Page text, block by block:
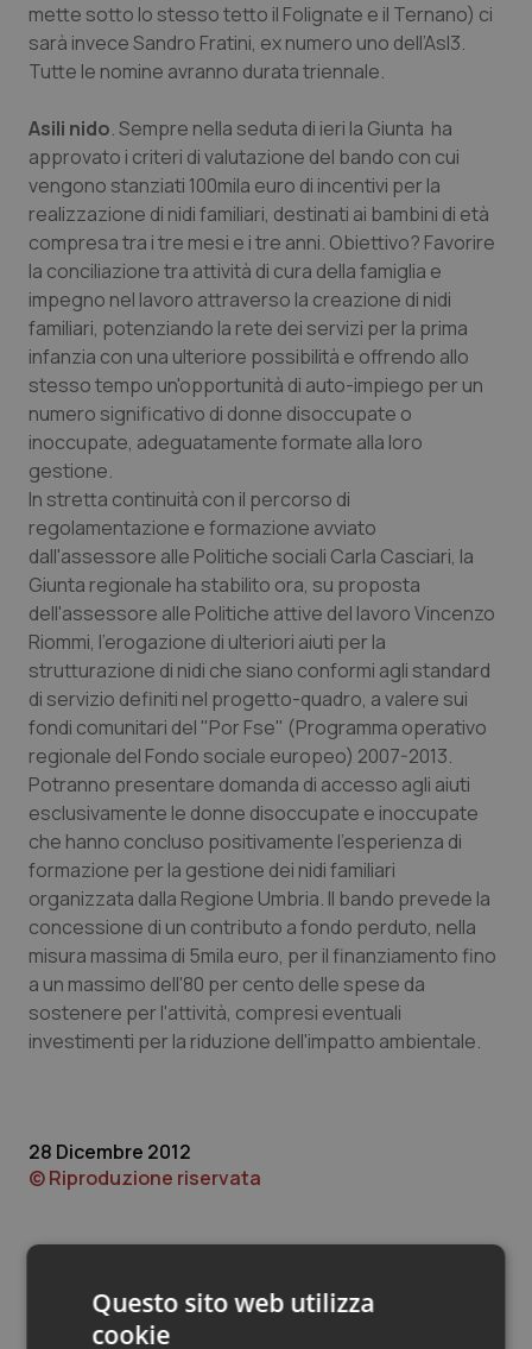
Lazio
Liguria
Lombardia
Marche
Molise
Piemonte
Provincia Autonoma di Bolzano
Provincia Autonoma di Trento
Puglia
Sardegna
Sicilia
Toscana
Umbria
Valle D’Aosta
Veneto
Diabete & glucometri
Disturbi dell’umore
Dolore
Donna & Salute
Epatiti
HIV
Infezioni & Febbre
Ipertensione & Scompenso
Malattie rare
Malattia di Crohn & Rettocolite Ulcerosa
Neuroscienze & patologie neurodegenerative
Obesità
Oftalmologia
Oncodermatologia
Oncoematologia
Oncologia & Nutrizione
Psoriasi & pelle
Quotidiano Oncologia
Quotidiano Pediatria
Rene & patologie urogenitali
mette sotto lo stesso tetto il Folignate e il Ternano) ci
sarà invece Sandro Fratini, ex numero uno dell’Asl3.
Tutte le nomine avranno durata triennale.
Asili nido. Sempre nella seduta di ieri la Giunta ha
approvato i criteri di valutazione del bando con cui
vengono stanziati 100mila euro di incentivi per la
realizzazione di nidi familiari, destinati ai bambini di età
compresa tra i tre mesi e i tre anni. Obiettivo? Favorire
la conciliazione tra attività di cura della famiglia e
impegno nel lavoro attraverso la creazione di nidi
familiari, potenziando la rete dei servizi per la prima
infanzia con una ulteriore possibilità e offrendo allo
stesso tempo un'opportunità di auto-impiego per un
numero significativo di donne disoccupate o
inoccupate, adeguatamente formate alla loro
gestione.
In stretta continuità con il percorso di
regolamentazione e formazione avviato
dall'assessore alle Politiche sociali Carla Casciari, la
Giunta regionale ha stabilito ora, su proposta
dell'assessore alle Politiche attive del lavoro Vincenzo
Riommi, l'erogazione di ulteriori aiuti per la
strutturazione di nidi che siano conformi agli standard
di servizio definiti nel progetto-quadro, a valere sui
fondi comunitari del "Por Fse" (Programma operativo
regionale del Fondo sociale europeo) 2007-2013.
Potranno presentare domanda di accesso agli aiuti
esclusivamente le donne disoccupate e inoccupate
che hanno concluso positivamente l'esperienza di
formazione per la gestione dei nidi familiari
organizzata dalla Regione Umbria. Il bando prevede la
concessione di un contributo a fondo perduto, nella
misura massima di 5mila euro, per il finanziamento fino
a un massimo dell'80 per cento delle spese da
sostenere per l'attività, compresi eventuali
investimenti per la riduzione dell'impatto ambientale.
28 Dicembre 2012
© Riproduzione riservata
Questo sito web utilizza
cookie